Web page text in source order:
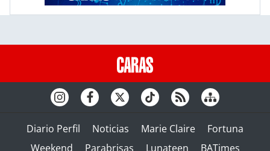
Diario Perfil Noticias Marie Claire
Fortuna
Weekend
Parabrisas Lunateen BATimes